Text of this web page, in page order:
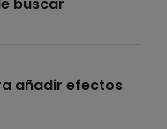
añadir efectos